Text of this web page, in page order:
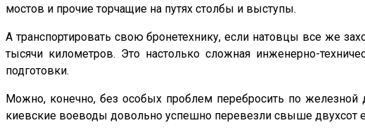
мостов и прочие торчащие на путях столбы и выступы.
А транспортировать свою бронетехнику, если натовцы все же
тысячи километров. Это настолько сложная инженерно-
подготовки.
Можно, конечно, без особых проблем перебросить по
киевские воеводы довольно успешно перевезли свыше двухсот